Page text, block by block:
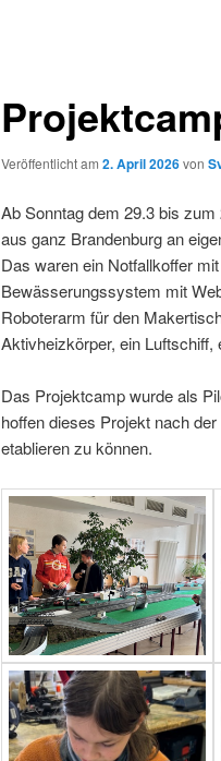
Veröffentlicht am 2. April 2026von
Ab Sonntag dem 29.3 bis
aus ganz Brandenburg an
Das waren ein Notfallkoffer
Bewässerungssystem mit
Roboterarm für den
Aktivheizkörper, ein Luftschiff,
Das Projektcamp wurde als
hoffen dieses Projekt nach
etablieren zu können.